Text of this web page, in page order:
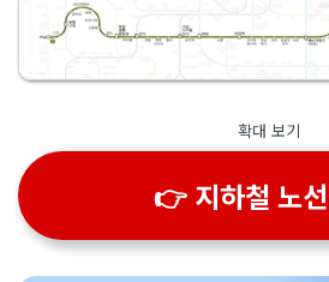
확대 보기
👉 지하철 노